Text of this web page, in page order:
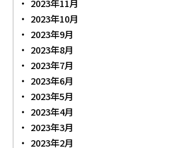
2023年11月
2023年10月
2023年9月
2023年8月
2023年7月
2023年6月
2023年5月
2023年4月
2023年3月
2023年2月